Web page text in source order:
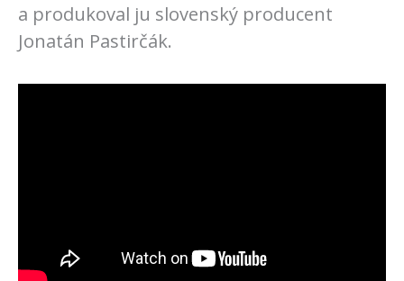
a produkoval ju slovenský producent
Jonatán Pastirčák.